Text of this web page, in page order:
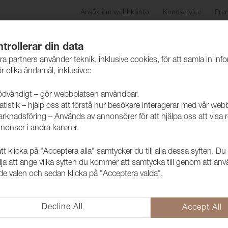
Ansök om webbkonto Kundservice
Produkter Skötselråd
Tyg Lido
1017532
Ett populärt möbeltyg med
av färger i kollektionen men
vilket ger en extra mjuk och
din data
partners använder teknik, inklusive cookies, för att samla in
olika ändamål, inklusive::
– gör webbplatsen användbar.
– hjälp oss att förstå hur besökare interagerar med vår
– Används av annonsörer för att hjälpa oss att visa
i andra kanaler.
klicka på "Acceptera alla" samtycker du till alla dessa syften. Du
att ange vilka syften du kommer att samtycka till genom att
valen och sedan klicka på "Acceptera valda".
Decline All Accept All